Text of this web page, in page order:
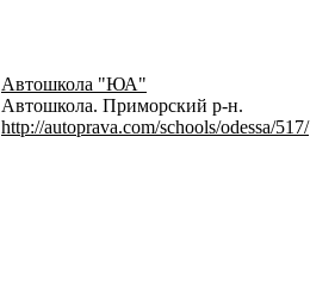
Автошкола "ЮА"
Автошкола. Приморский р-н.
http://autoprava.com/schools/odessa/517/